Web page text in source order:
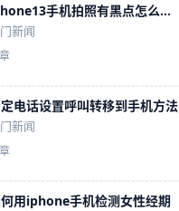
iPhone13手机拍照有黑点怎么解决
新闻
电话设置呼叫转移到手机方法
新闻
用iphone手机检测女性经期